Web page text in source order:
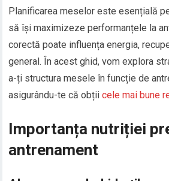
Planificarea meselor este esențială
să își maximizeze performanțele la
corectă poate influența energia,
general. În acest ghid, vom explora
a-ți structura mesele în funcție de
asigurându-te că obțiicele mai bune
Importanța nutriției
antrenament